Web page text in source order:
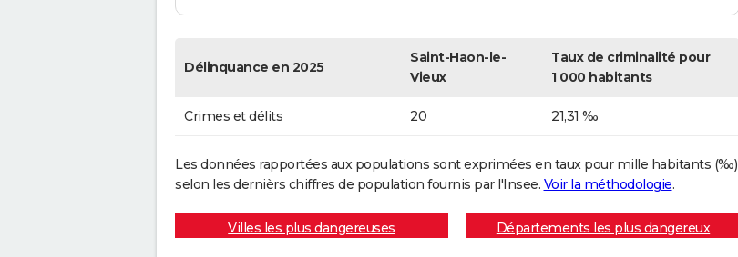
Délinquance en 2025
Saint-Haon-le-
Vieux
Taux de criminalité pour
1 000 habitants
Crimes et délits 20 21,31 ‰
Les données rapportées aux populations sont exprimées en taux pour mille habitants (‰)
selon les dernièrs chiffres de population fournis par l'Insee. Voir la méthodologie.
Villes les plus dangereuses Départements les plus dangereux